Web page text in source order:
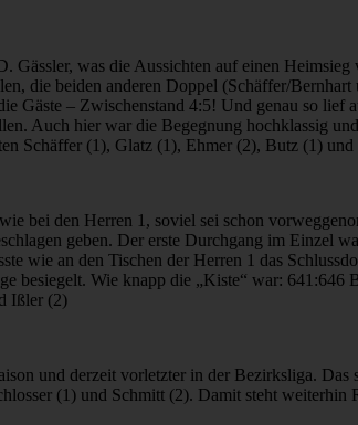
Gässler, was die Aussichten auf einen
die beiden anderen Doppel (Schäffer/Bernhart
Gäste – Zwischenstand 4:5! Und genau so lief
Auch hier war die Begegnung hochklassig
Schäffer (1), Glatz (1), Ehmer (2), Butz (1) und
bei den Herren 1, soviel sei schon
geben. Der erste Durchgang im Einzel
wie an den Tischen der Herren 1 das
besiegelt. Wie knapp die „Kiste“ war: 641:646
Ißler (2)
und derzeit vorletzter in der Bezirksliga. Das
(1) und Schmitt (2). Damit steht weiterhin